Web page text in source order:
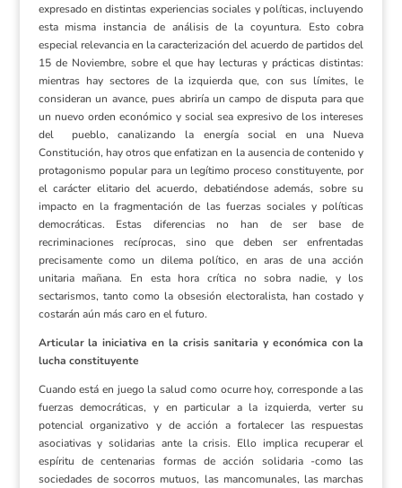
expresado en distintas experiencias sociales y políticas, incluyendo
esta misma instancia de análisis de la coyuntura. Esto cobra
especial relevancia en la caracterización del acuerdo de partidos del
15 de Noviembre, sobre el que hay lecturas y prácticas distintas:
mientras hay sectores de la izquierda que, con sus límites, le
consideran un avance, pues abriría un campo de disputa para que
un nuevo orden económico y social sea expresivo de los intereses
del pueblo, canalizando la energía social en una Nueva
Constitución, hay otros que enfatizan en la ausencia de contenido y
protagonismo popular para un legítimo proceso constituyente, por
el carácter elitario del acuerdo, debatiéndose además, sobre su
impacto en la fragmentación de las fuerzas sociales y políticas
democráticas. Estas diferencias no han de ser base de
recriminaciones recíprocas, sino que deben ser enfrentadas
precisamente como un dilema político, en aras de una acción
unitaria mañana. En esta hora crítica no sobra nadie, y los
sectarismos, tanto como la obsesión electoralista, han costado y
costarán aún más caro en el futuro.
Articular la iniciativa en la crisis sanitaria y económica con la
lucha constituyente
Cuando está en juego la salud como ocurre hoy, corresponde a las
fuerzas democráticas, y en particular a la izquierda, verter su
potencial organizativo y de acción a fortalecer las respuestas
asociativas y solidarias ante la crisis. Ello implica recuperar el
espíritu de centenarias formas de acción solidaria -como las
sociedades de socorros mutuos, las mancomunales, las marchas